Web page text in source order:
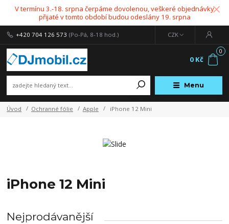
V termínu 3.-18. srpna čerpáme dovolenou, veškeré objednávky
přijaté v tomto období budou odeslány 19. srpna
Menu
CZK
+420 704 126 573 (Po-Pá, 8-18 hod.)
0
0 Kč
Úvod Ochranné fólie Apple iPhone 12 Mini
iPhone 12 Mini
Nejprodávanější